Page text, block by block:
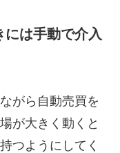
は手動で介入
がら自動売買を
が大きく動くと
つようにしてく